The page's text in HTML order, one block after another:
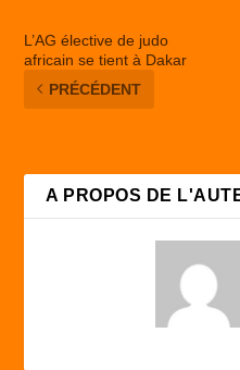
L’AG élective de judo
africain se tient à Dakar
PRÉCÉDENT
A PROPOS DE